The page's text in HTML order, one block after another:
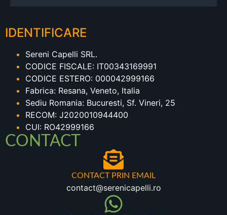
IDENTIFICARE
Sereni Capelli SRL.
CODICE FISCALE: IT00343169991
CODICE ESTERO: 000042999166
Fabrica: Resana, Veneto, Italia
Sediu Romania: Bucuresti, Sf. Vineri, 25
RECOM: J2020010944400
CUI: RO42999166
CONTACT
CONTACT PRIN EMAIL
contact@serenicapelli.ro